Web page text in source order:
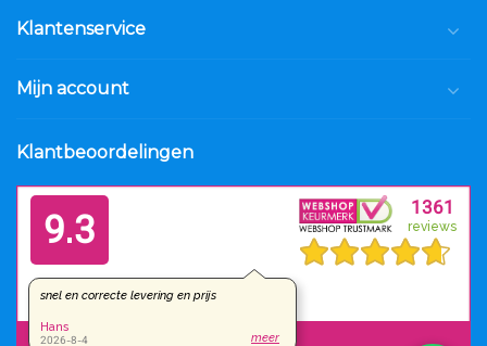
Klantenservice
Mijn account
Klantbeoordelingen